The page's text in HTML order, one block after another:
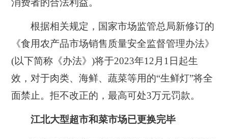
根据相关规定，国家市场监管总局新修订的
《食用农产品市场销售质量安全监督管理办法》
(以下简称《办法》)将于2023年12月1日起生
效，对于肉类、海鲜、蔬菜等用的“生鲜灯”将全
面禁止。拒不改正的，最高可处3万元罚款。
江北大型超市和菜市场已更换完毕